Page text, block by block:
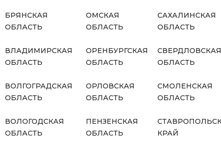
БРЯНСКАЯ
ОБЛАСТЬ
ВЛАДИМИРСКАЯ
ОБЛАСТЬ
ВОЛГОГРАДСКАЯ
ОБЛАСТЬ
ВОЛОГОДСКАЯ
ОБЛАСТЬ
ОМСКАЯ
ОБЛАСТЬ
ОРЕНБУРГСКАЯ
ОБЛАСТЬ
ОРЛОВСКАЯ
ОБЛАСТЬ
ПЕНЗЕНСКАЯ
ОБЛАСТЬ
САХАЛИНСКАЯ
ОБЛАСТЬ
СВЕРДЛОВСКАЯ
ОБЛАСТЬ
СМОЛЕНСКАЯ
ОБЛАСТЬ
КРАЙ